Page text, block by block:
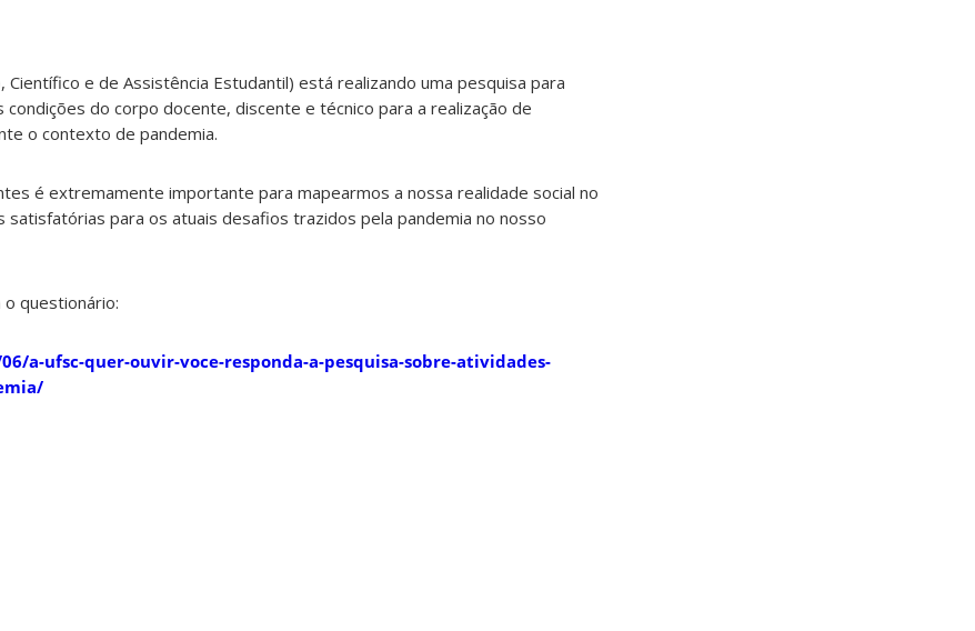
Científico e de Assistência Estudantil) está realizando uma pesquisa para
do corpo docente, discente e técnico para a realização de
o contexto de pandemia.
é extremamente importante para mapearmos a nossa realidade social no
para os atuais desafios trazidos pela pandemia no nosso
o questionário:
a-ufsc-quer-ouvir-voce-responda-a-pesquisa-sobre-atividades-